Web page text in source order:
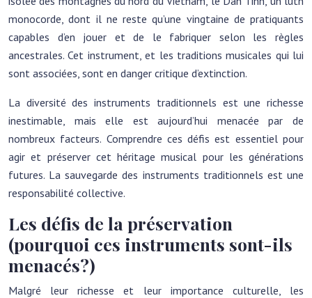
monocorde, dont il ne reste qu’une vingtaine de pratiquants
capables d’en jouer et de le fabriquer selon les règles
ancestrales. Cet instrument, et les traditions musicales qui lui
sont associées, sont en danger critique d’extinction.
La diversité des instruments traditionnels est une richesse
inestimable, mais elle est aujourd’hui menacée par de
nombreux facteurs. Comprendre ces défis est essentiel pour
agir et préserver cet héritage musical pour les générations
futures. La sauvegarde des instruments traditionnels est une
responsabilité collective.
Les défis de la préservation
(pourquoi ces instruments sont-ils
menacés?)
Malgré leur richesse et leur importance culturelle, les